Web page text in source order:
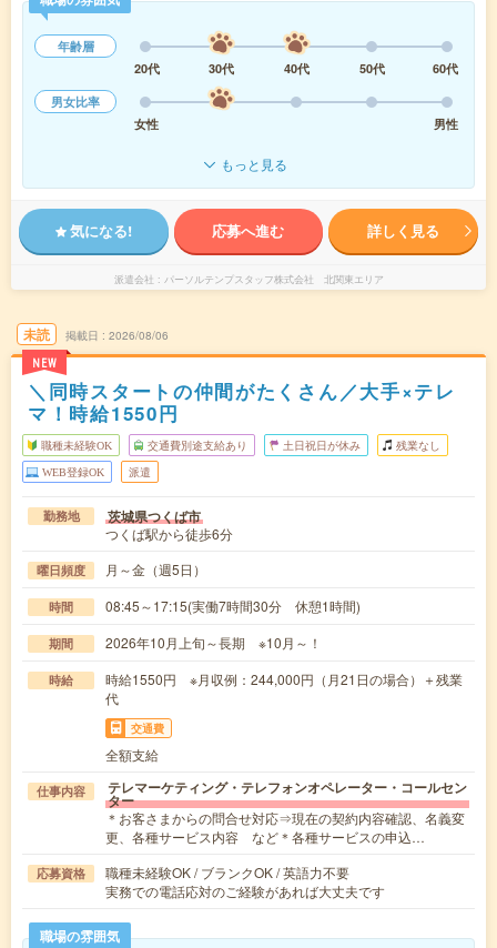
年齢層
20代
30代 40代 50代
60代
男女比率
女性
男性
もっと見る
気になる! 応募へ進む 詳しく見る
派遣会社 パーソルテンプスタッフ株式会社 北関東エリア
未読
NEW
掲載日 2026/08/06
＼同時スタートの仲間がたくさん／大手×テレ
マ！時給1550円
職種未経験OK 交通費別途支給あり 土日祝日が休み 残業なし
WEB登録OK 派遣
勤務地 茨城県つくば市
つくば駅から徒歩6分
曜日頻度 月～金（週5日）
時間 08:45～17:15(実働7時間30分 休憩1時間)
期間 2026年10月上旬～長期 ※10月～！
時給
時給1550円 ※月収例：244,000円（月21日の場合）＋残業
代
交通費
全額支給
仕事内容 テレマーケティング・テレフォンオペレーター・コールセン
ター
＊お客さまからの問合せ対応⇒現在の契約内容確認、名義変
更、各種サービス内容 など＊各種サービスの申込…
応募資格
職種未経験OK / ブランクOK / 英語力不要
実務での電話応対のご経験があれば大丈夫です
職場の雰囲気